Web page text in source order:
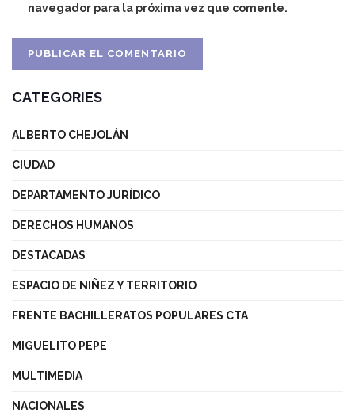
navegador para la próxima vez que comente.
CATEGORIES
ALBERTO CHEJOLÁN
CIUDAD
DEPARTAMENTO JURÍDICO
DERECHOS HUMANOS
DESTACADAS
ESPACIO DE NIÑEZ Y TERRITORIO
FRENTE BACHILLERATOS POPULARES CTA
MIGUELITO PEPE
MULTIMEDIA
NACIONALES